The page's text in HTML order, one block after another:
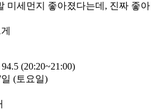
미세먼지 좋아졌다는데, 진짜 좋아
(20:20~21:00)
(토요일)